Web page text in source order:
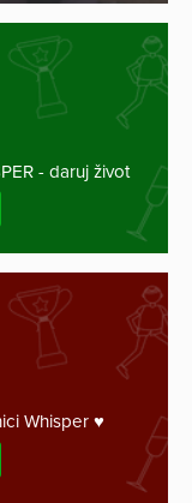
- daruj život
Whisper ♥️